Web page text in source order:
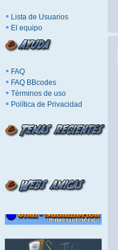
Lista de Usuarios
El equipo
FAQ
FAQ BBcodes
Términos de uso
Política de Privacidad